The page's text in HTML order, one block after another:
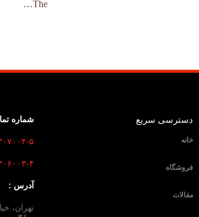
The…
دسترسی سریع
خانه
فروشگاه
مقالات
شماره
آدرس :